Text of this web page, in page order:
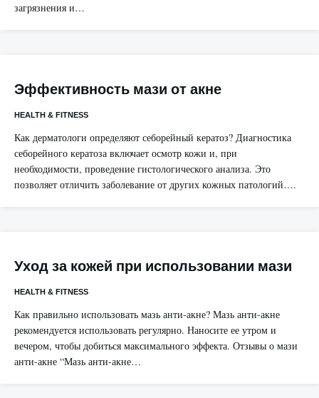
загрязнения и…
Эффективность мази от акне
HEALTH & FITNESS
Как дерматологи определяют себорейный кератоз? Диагностика
себорейного кератоза включает осмотр кожи и, при
необходимости, проведение гистологического анализа. Это
позволяет отличить заболевание от других кожных патологий….
Уход за кожей при использовании мази
HEALTH & FITNESS
Как правильно использовать мазь анти-акне? Мазь анти-акне
рекомендуется использовать регулярно. Наносите ее утром и
вечером, чтобы добиться максимального эффекта. Отзывы о мази
анти-акне “Мазь анти-акне…